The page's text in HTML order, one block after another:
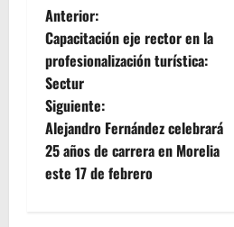
N
a
v
e
g
Anterior:
Capacitación eje rector en la
profesionalización turística:
Sectur
Siguiente:
Alejandro Fernández celebrará
25 años de carrera en Morelia
este 17 de febrero